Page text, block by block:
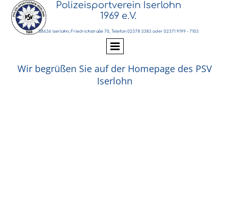
Polizeisportverein Iserlohn
1969 e.V.
58636 Iserlohn, Friedrichstraße 70, Telefon 02378 3383 oder 02371 9199 - 7103
Wir begrüßen Sie auf der Homepage des PSV
Iserlohn